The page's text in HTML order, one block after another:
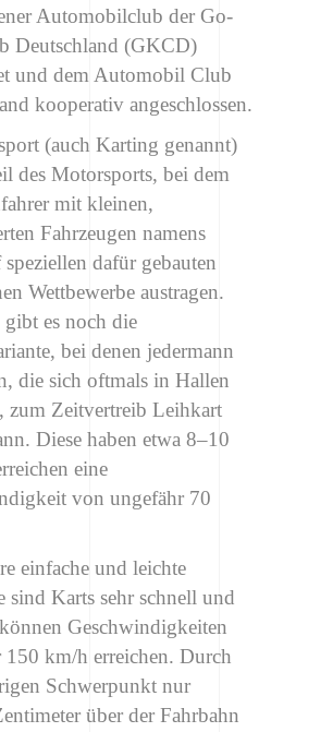
Automobilclub der Go-
Deutschland (GKCD)
und dem Automobil Club
kooperativ angeschlossen.
(auch Karting genannt)
des Motorsports, bei dem
mit kleinen,
Fahrzeugen namens
dafür gebauten
Wettbewerbe austragen.
gibt es noch die
bei denen jedermann
die sich oftmals in Hallen
zum Zeitvertreib Leihkart
Diese haben etwa 8–10
eine
von ungefähr 70
einfache und leichte
sind Karts sehr schnell und
Geschwindigkeiten
150 km/h erreichen. Durch
Schwerpunkt nur
über der Fahrbahn